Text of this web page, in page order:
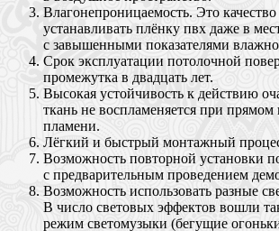
Влагонепроницаемость. Это качество
устанавливать плёнку пвх даже в
с завышенными показателями
Срок эксплуатации потолочной
промежутка в двадцать лет.
Высокая устойчивость к действию
ткань не воспламеняется при прямом
пламени.
Лёгкий и быстрый монтажный
Возможность повторной установки
с предварительным проведением
Возможность использовать разные
В число световых эффектов вошли
режим светомузыки (бегущие